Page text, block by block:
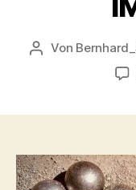
Beitragsautor
Von